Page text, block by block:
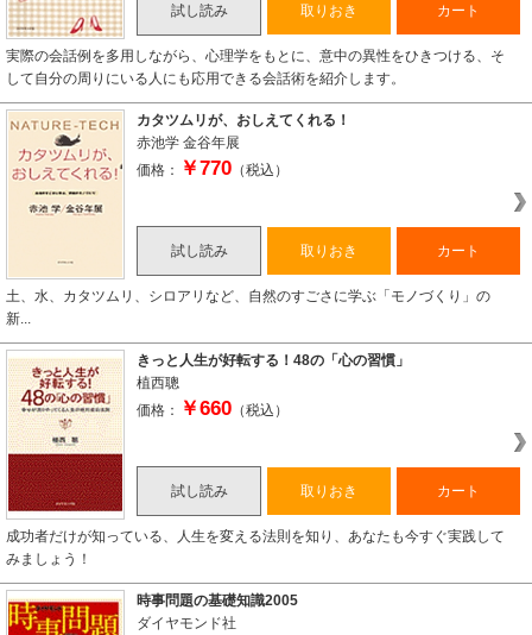
試し読み 取りおき カート
実際の会話例を多用しながら、心理学をもとに、意中の異性をひきつける、そ
して自分の周りにいる人にも応用できる会話術を紹介します。
カタツムリが、おしえてくれる！
赤池学 金谷年展
価格：
￥770 （税込）
試し読み 取りおき カート
土、水、カタツムリ、シロアリなど、自然のすごさに学ぶ「モノづくり」の
新...
きっと人生が好転する！48の「心の習慣」
植西聰
価格：
￥660 （税込）
試し読み 取りおき カート
成功者だけが知っている、人生を変える法則を知り、あなたも今すぐ実践して
みましょう！
時事問題の基礎知識2005
ダイヤモンド社